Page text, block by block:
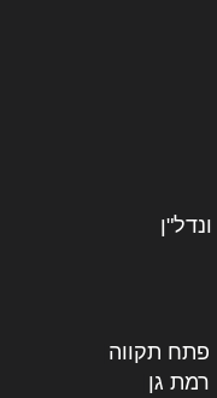
פתח תקווה
רמת גן